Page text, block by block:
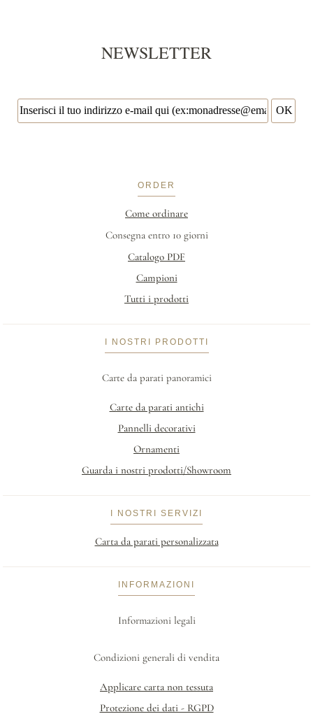
NEWSLETTER
ORDER
Come ordinare
Consegna entro 10 giorni
Catalogo PDF
Campioni
Tutti i prodotti
I NOSTRI PRODOTTI
Carte da parati panoramici
Carte da parati antichi
Pannelli decorativi
Ornamenti
Guarda i nostri prodotti/Showroom
I NOSTRI SERVIZI
Carta da parati personalizzata
INFORMAZIONI
Informazioni legali
Condizioni generali di vendita
Applicare carta non tessuta
Protezione dei dati - RGPD